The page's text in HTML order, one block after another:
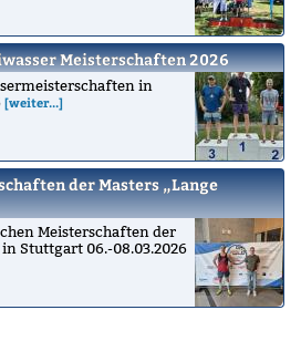
Meisterschaften 2026
in
[weiter...]
der Masters „Lange
Meisterschaften der
Stuttgart 06.-08.03.2026